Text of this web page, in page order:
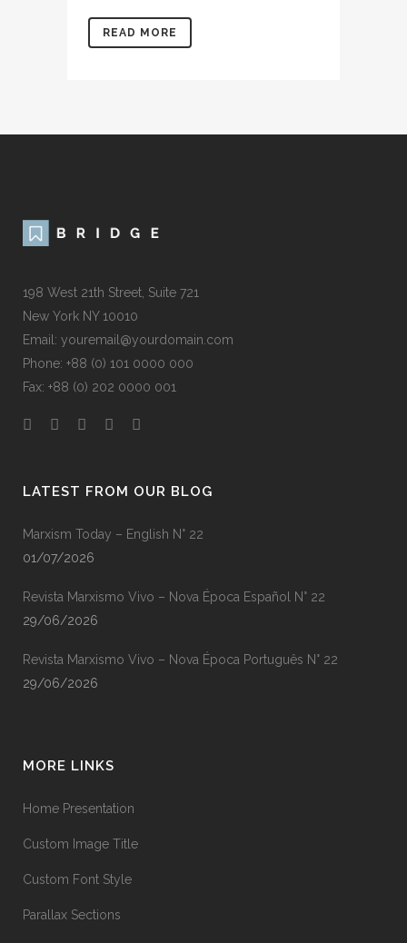
READ MORE
198 West 21th Street, Suite 721
New York NY 10010
Email: youremail@yourdomain.com
Phone: +88 (0) 101 0000 000
Fax: +88 (0) 202 0000 001
LATEST FROM OUR BLOG
Marxism Today – English N° 22
01/07/2026
Revista Marxismo Vivo – Nova Época Español N° 22
29/06/2026
Revista Marxismo Vivo – Nova Época Português N° 22
29/06/2026
MORE LINKS
Home Presentation
Custom Image Title
Custom Font Style
Parallax Sections